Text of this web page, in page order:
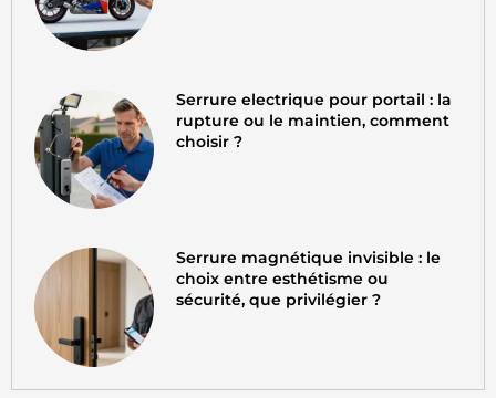
Serrure electrique pour portail : la
rupture ou le maintien, comment
choisir ?
Serrure magnétique invisible : le
choix entre esthétisme ou
sécurité, que privilégier ?